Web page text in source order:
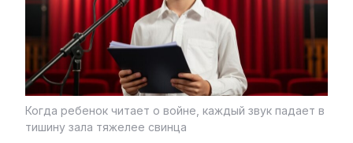
Когда ребенок читает о войне, каждый звук падает в
тишину зала тяжелее свинца